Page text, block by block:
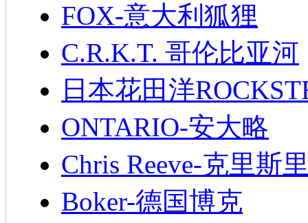
FOX-意大利狐狸
C.R.K.T. 哥伦比亚河
日本花田洋
ONTARIO-安大略
Chris Reeve-克里斯
Boker-德国博克